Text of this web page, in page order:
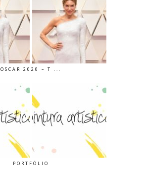
OSCAR 2020 – T ...
PORTFÓLIO